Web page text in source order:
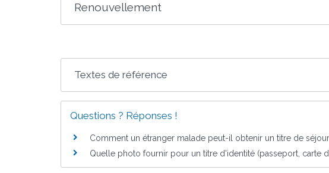
Renouvellement
Textes de référence
Questions ? Réponses !
Comment un étranger malade peut-il obtenir un titre de
Quelle photo fournir pour un titre d'identité (passeport, carte